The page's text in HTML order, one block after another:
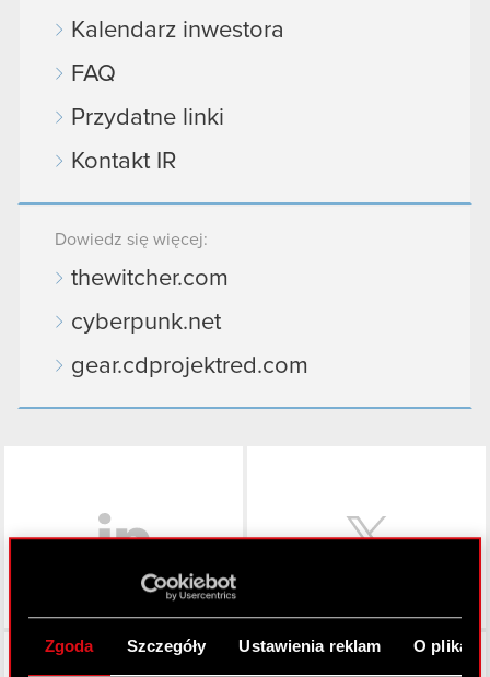
Zgoda Szczegóły Ustawienia reklam O
Kalendarz inwestora
FAQ
Przydatne linki
Kontakt IR
Dowiedz się więcej:
thewitcher.com
cyberpunk.net
gear.cdprojektred.com
Facebook